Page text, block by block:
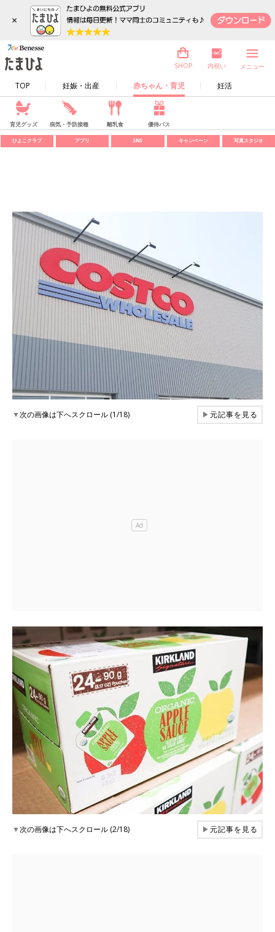
×
TOP 妊娠・出産 赤ちゃん・育児 妊活
SHOP 内祝い メニュー
育児グッズ 病気・予防接種 離乳食 優待パス
ひよこクラブ アプリ SNS キャンペーン 写真スタジオ
▼次の画像は下へスクロール (1/18) ▶元記事を見る
▼次の画像は下へスクロール (2/18) ▶元記事を見る